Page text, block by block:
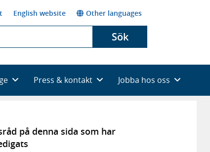
English website Other languages
Sök
Press & kontakt Jobba hos oss
på denna sida som har